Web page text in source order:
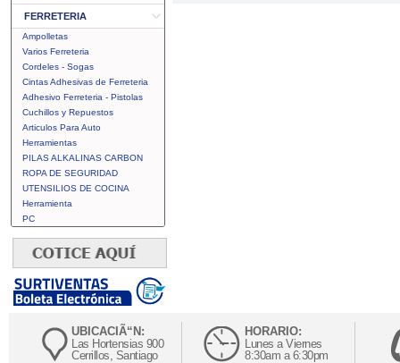
FERRETERIA
Ampolletas
Varios Ferreteria
Cordeles - Sogas
Cintas Adhesivas de Ferreteria
Adhesivo Ferreteria - Pistolas
Cuchillos y Repuestos
Articulos Para Auto
Herramientas
PILAS ALKALINAS CARBON
ROPA DE SEGURIDAD
UTENSILIOS DE COCINA
Herramienta
PC
UBICACIÃ“N:
Las Hortensias 900
Cerrillos, Santiago
HORARIO:
Lunes a Viernes
8:30am a 6:30pm